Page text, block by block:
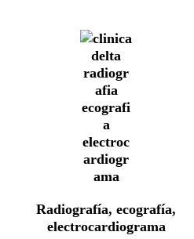
Radiografía, ecografía,
electrocardiograma